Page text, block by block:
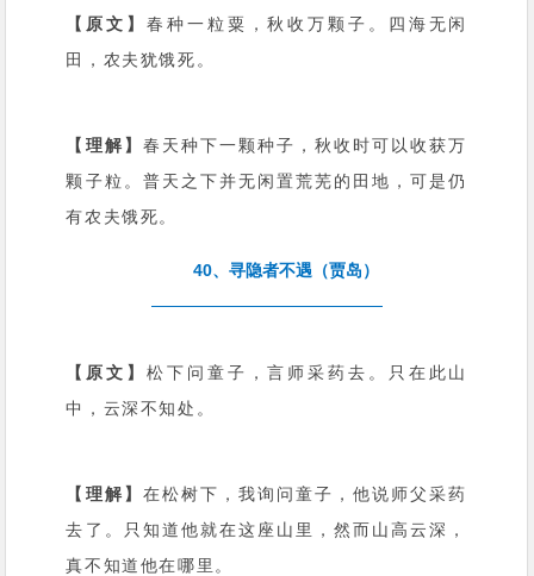
【原文】春种一粒粟，秋收万颗子。四海无闲
田，农夫犹饿死。
【理解】 春天种下一颗种子，秋收时可以收获万
颗子粒。普天之下并无闲置荒芜的田地，可是仍
有农夫饿死。
40、寻隐者不遇（贾岛）
【原文】松下问童子，言师采药去。只在此山
中，云深不知处。
【理解】 在松树下，我询问童子，他说师父采药
去了。只知道他就在这座山里，然而山高云深，
真不知道他在哪里。